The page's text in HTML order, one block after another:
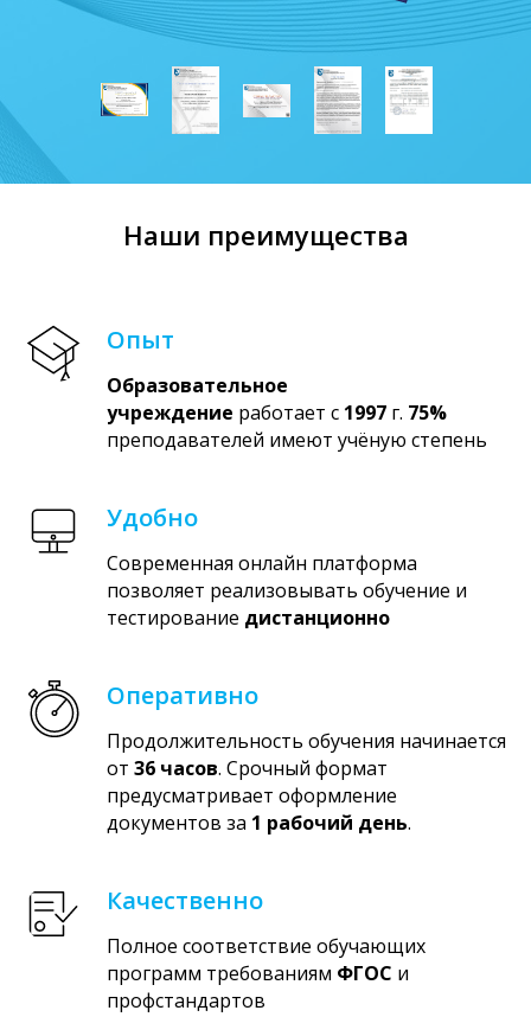
Наши преимущества
Опыт
Образовательное
учреждение работает с 1997 г. 75%
преподавателей имеют учёную степень
Удобно
Современная онлайн платформа
позволяет реализовывать обучение и
тестирование дистанционно
Оперативно
Продолжительность обучения начинается
от 36 часов. Срочный формат
предусматривает оформление
документов за 1 рабочий день.
Качественно
Полное соответствие обучающих
программ требованиям ФГОС и
профстандартов